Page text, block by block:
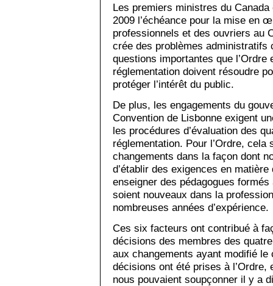
Les premiers ministres du Canada
2009 l’échéance pour la mise en
professionnels et des ouvriers au
crée des problèmes administratifs
questions importantes que l’Ordre
réglementation doivent résoudre
protéger l’intérêt du public.
De plus, les engagements du
Convention de Lisbonne exigent
les procédures d’évaluation des
réglementation. Pour l’Ordre, cela
changements dans la façon dont
d’établir des exigences en
enseigner des pédagogues formés
soient nouveaux dans la
nombreuses années d’expérience.
Ces six facteurs ont contribué à
décisions des membres des
aux changements ayant modifié
décisions ont été prises à l’Ordre,
nous pouvaient soupçonner il y a